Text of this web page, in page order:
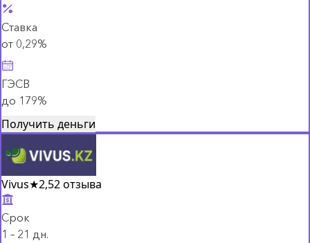
Ставка
от 0,29%
ГЭСВ
до 179%
Получить деньги
Vivus★2,52 отзыва
Срок
1 – 21 дн.